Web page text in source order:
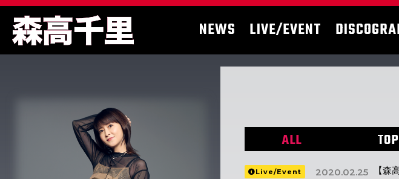
NEWS LIVE/EVENT
ALL
Live/Event 2020.02.25
【森